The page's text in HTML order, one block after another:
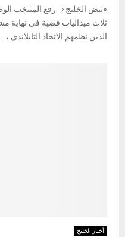
«نبض الخليج» رفع المنتخب
ثلاث ميداليات فضية في نهاية
الذين نظمهم الاتحاد التايلاندي ،...
أخبار الخليج